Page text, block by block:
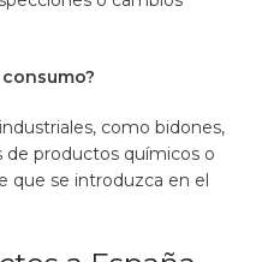
como bidones,
de productos químicos o
que se introduzca en el